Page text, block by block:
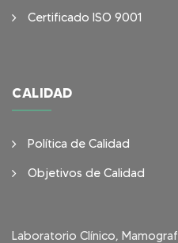
Certificado ISO 9001
CALIDAD
Política de Calidad
Objetivos de Calidad
Laboratorio Clínico,